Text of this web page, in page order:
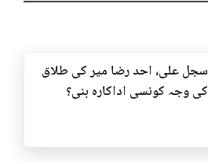
سجل علی، احد رضا میر کی طلاق
کی وجہ کونسی اداکارہ بنی؟